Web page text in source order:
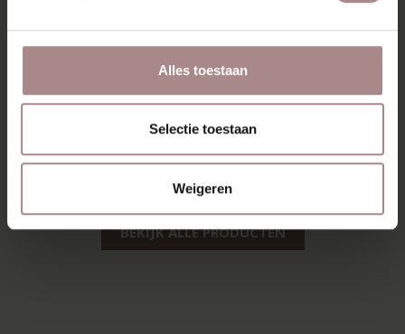
Alles toestaan
Selectie toestaan
Weigeren
ORANJE FOAM
SPRAYFLACON
VANAF€ 9,95
BEKIJK ALLE PRODUCTEN